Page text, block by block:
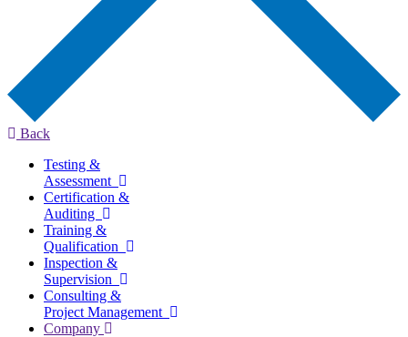
Back
Testing &
Assessment
Certification &
Auditing
Training &
Qualification
Inspection &
Supervision
Consulting &
Project Management
Company